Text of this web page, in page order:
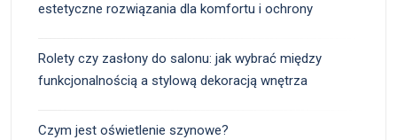
estetyczne rozwiązania dla komfortu i ochrony
Rolety czy zasłony do salonu: jak wybrać między
funkcjonalnością a stylową dekoracją wnętrza
Czym jest oświetlenie szynowe?